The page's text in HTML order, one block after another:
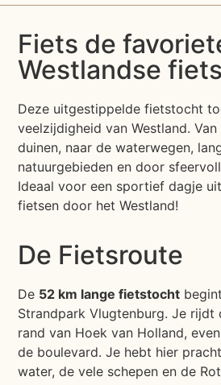
Fiets de
Westlandse
Deze uitgestippelde fietstocht
veelzijdigheid van Westland.
duinen, naar de waterwegen,
natuurgebieden en door
Ideaal voor een sportief dagje
fietsen door het Westland!
De Fietsroute
De 52 km lange fietstocht
Strandpark Vlugtenburg. Je rijdt
rand van Hoek van Holland,
de boulevard. Je hebt hier
water, de vele schepen en de